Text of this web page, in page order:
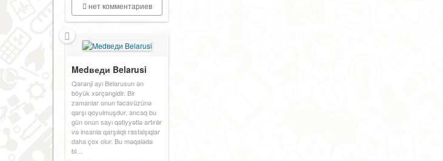
нет комментариев
Medведи Belarusi
Qərənji ayı Belarusun ən
böyük xərçəngidir. Bir
zamanlar onun təcavüzünə
qarşı qoyulmuşdur, ancaq bu
gün onun sayı qətiyyətlə artırılır
və insanla qarşılıqlı rastalşıqlar
daha çox olur. Bu məqalədə
bi…